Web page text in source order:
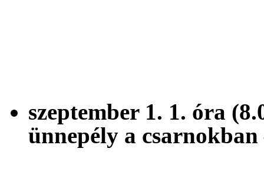
szeptember 1. 1.
ünnepély a